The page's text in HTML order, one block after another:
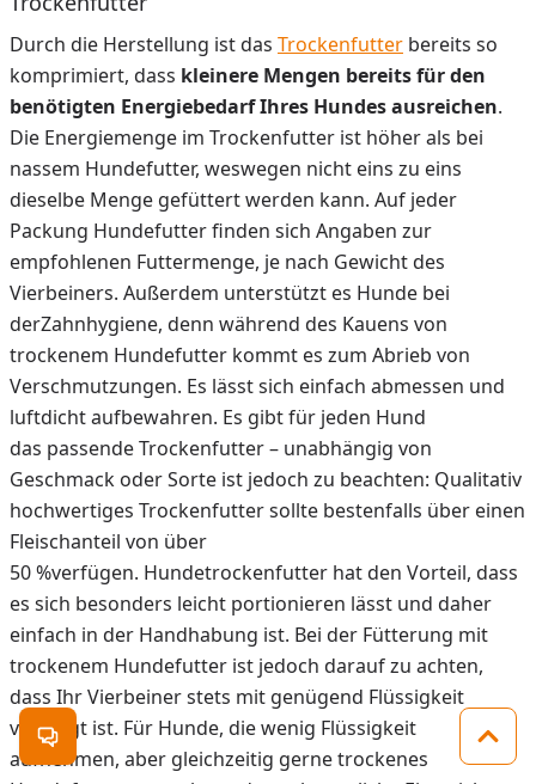
Durch die Herstellung ist das Trockenfutter bereits so
komprimiert, dass kleinere Mengen bereits für den
benötigten Energiebedarf Ihres Hundes ausreichen.
Die Energiemenge im Trockenfutter ist höher als bei
nassem Hundefutter, weswegen nicht eins zu eins
dieselbe Menge gefüttert werden kann. Auf jeder
Packung Hundefutter finden sich Angaben zur
empfohlenen Futtermenge, je nach Gewicht des
Vierbeiners. Außerdem unterstützt es Hunde bei
derZahnhygiene, denn während des Kauens von
trockenem Hundefutter kommt es zum Abrieb von
Verschmutzungen. Es lässt sich einfach abmessen und
luftdicht aufbewahren. Es gibt für jeden Hund
das passende Trockenfutter – unabhängig von
Geschmack oder Sorte ist jedoch zu beachten: Qualitativ
hochwertiges Trockenfutter sollte bestenfalls über einen
Fleischanteil von über
50 %verfügen. Hundetrockenfutter hat den Vorteil, dass
es sich besonders leicht portionieren lässt und daher
einfach in der Handhabung ist. Bei der Fütterung mit
trockenem Hundefutter ist jedoch darauf zu achten,
dass Ihr Vierbeiner stets mit genügend Flüssigkeit
versorgt ist. Für Hunde, die wenig Flüssigkeit
aufnehmen, aber gleichzeitig gerne trockenes
Kontakt öffnen